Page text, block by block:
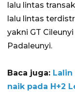
lalu lintas
lalu lintas
yakni GT
Padaleunyi.
Baca juga:
naik pada H+2